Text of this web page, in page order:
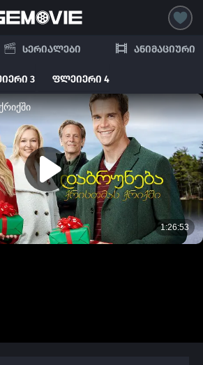
სერიალები ანიმაციური
3 ფლეიერი 4